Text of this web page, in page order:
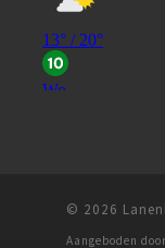
© 2026
Aangeboden door